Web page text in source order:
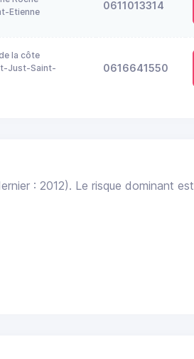
Etienne
0611013314
la côte
Just-Saint-
0616641550
: 2012). Le risque dominant est